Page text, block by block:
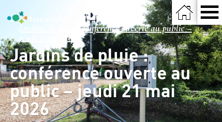
Actualités
Jardins de pluie : conférence ouverte au public –
jeudi 21 mai 2026
Jardins de pluie :
conférence ouverte au
public – jeudi 21 mai
2026